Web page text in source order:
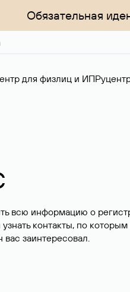
Обязательная
для физлиц и ИП
всю информацию о
контакты, по
заинтересовал.